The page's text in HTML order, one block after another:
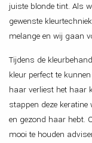
juiste blonde tint. Als
gewenste
melange en wij gaan
Tijdens de
kleur perfect te
haar verliest het haar
stappen deze
en gezond haar hebt.
mooi te houden